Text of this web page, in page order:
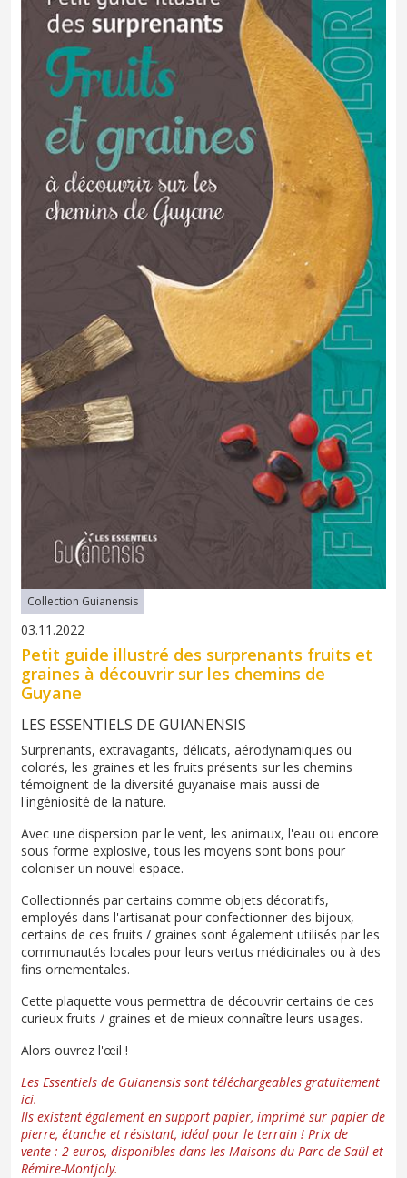
Collection Guianensis
03.11.2022
Petit guide illustré des surprenants fruits et
graines à découvrir sur les chemins de
Guyane
LES ESSENTIELS DE GUIANENSIS
Surprenants, extravagants, délicats, aérodynamiques ou
colorés, les graines et les fruits présents sur les chemins
témoignent de la diversité guyanaise mais aussi de
l'ingéniosité de la nature.
Avec une dispersion par le vent, les animaux, l'eau ou encore
sous forme explosive, tous les moyens sont bons pour
coloniser un nouvel espace.
Collectionnés par certains comme objets décoratifs,
employés dans l'artisanat pour confectionner des bijoux,
certains de ces fruits / graines sont également utilisés par les
communautés locales pour leurs vertus médicinales ou à des
fins ornementales.
Cette plaquette vous permettra de découvrir certains de ces
curieux fruits / graines et de mieux connaître leurs usages.
Alors ouvrez l'œil !
Les Essentiels de Guianensis sont téléchargeables gratuitement
ici.
Ils existent également en support papier, imprimé sur papier de
pierre, étanche et résistant, idéal pour le terrain ! Prix de
vente : 2 euros, disponibles dans les Maisons du Parc de Saül et
Rémire-Montjoly.